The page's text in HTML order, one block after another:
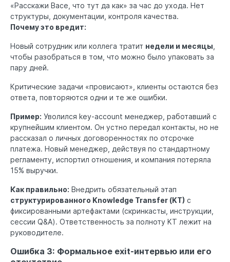
«Расскажи Васе, что тут да как» за час до ухода. Нет
структуры, документации, контроля качества.
Почему это вредит:
Новый сотрудник или коллега тратит недели и месяцы
чтобы разобраться в том, что можно было упаковать за
пару дней.
Критические задачи «провисают», клиенты остаются без
ответа, повторяются одни и те же ошибки.
Пример: Уволился key-account менеджер, работавший с
крупнейшим клиентом. Он устно передал контакты, но не
рассказал о личных договоренностях по отсрочке
платежа. Новый менеджер, действуя по стандартному
регламенту, испортил отношения, и компания потеряла
15% выручки.
Как правильно: Внедрить обязательный этап
структурированного Knowledge Transfer (KT) с
фиксированными артефактами (скринкасты, инструкции,
сессии Q&A). Ответственность за полноту KT лежит на
руководителе.
Ошибка 3: Формальное exit-интервью или его